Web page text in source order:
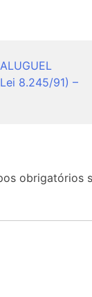
Lei 8.245/91) –
obrigatórios